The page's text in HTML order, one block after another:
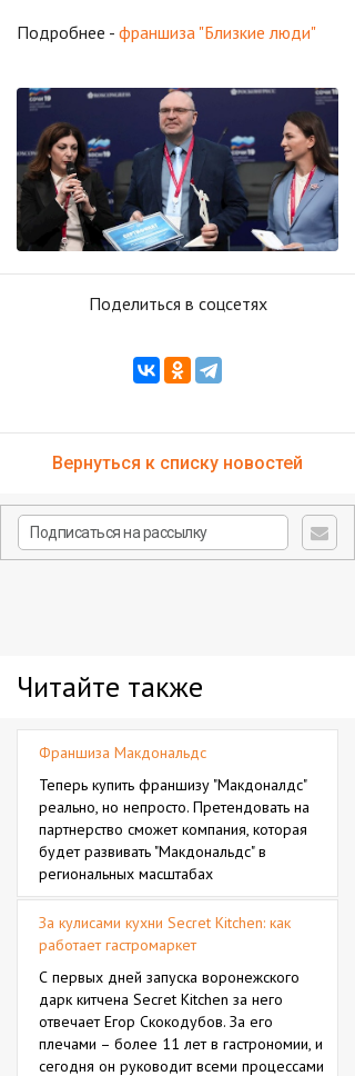
Подробнее - франшиза "Близкие люди"
Поделиться в соцсетях
Вернуться к списку новостей
Читайте также
Франшиза Макдональдс
Теперь купить франшизу "Макдоналдс"
реально, но непросто. Претендовать на
партнерство сможет компания, которая
будет развивать "Макдональдс" в
региональных масштабах
За кулисами кухни Secret Kitchen: как
работает гастромаркет
С первых дней запуска воронежского
дарк китчена Secret Kitchen за него
отвечает Егор Скокодубов. За его
плечами – более 11 лет в гастрономии, и
сегодня он руководит всеми процессами